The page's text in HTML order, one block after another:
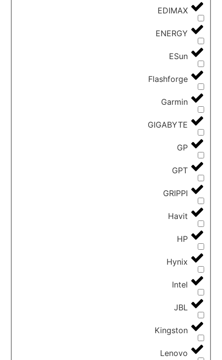
EDIMAX
ENERGY
ESun
Flashforge
Garmin
GIGABYTE
GP
GPT
GRIPPI
Havit
HP
Hynix
Intel
JBL
Kingston
Lenovo